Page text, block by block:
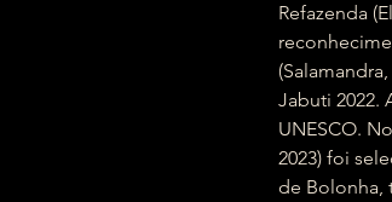
Refazenda
Jabuti 2022.
UNESCO.
2023) foi
de Bolonha,